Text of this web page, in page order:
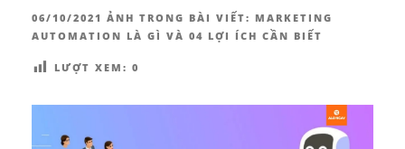
ĐĂNG
TRONG
06/10/2021 ẢNH TRONG BÀI VIẾT: MARKETING
AUTOMATION LÀ GÌ VÀ 04 LỢI ÍCH CẦN BIẾT
LƯỢT XEM: 0